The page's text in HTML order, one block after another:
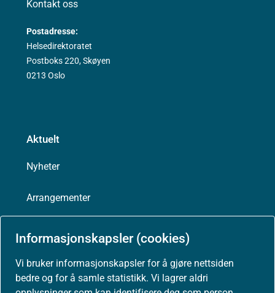
Informasjonskapsler (cookies)
Vi bruker informasjonskapsler for å gjøre nettsiden
bedre og for å samle statistikk. Vi lagrer aldri
Kontakt oss
Postadresse:
Helsedirektoratet
Postboks 220, Skøyen
0213 Oslo
Aktuelt
Nyheter
Arrangementer
Presse